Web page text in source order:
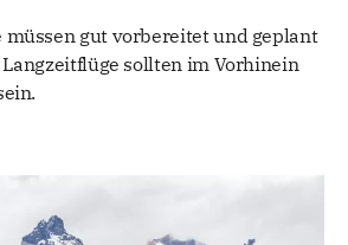
müssen gut vorbereitet und geplant
sollten im Vorhinein